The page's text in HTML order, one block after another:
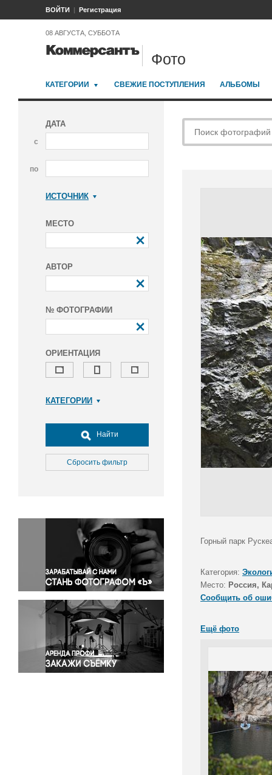
ВОЙТИ Регистрация
08 АВГУСТА, СУББОТА
Фото
КАТЕГОРИИ СВЕЖИЕ ПОСТУПЛЕНИЯ АЛЬБОМЫ
ДАТА
с
по
ИСТОЧНИК
МЕСТО
АВТОР
№ ФОТОГРАФИИ
ОРИЕНТАЦИЯ
КАТЕГОРИИ
Досуг, туризм и отдых
Культура
Медицина
Окружающая среда
Политика
Правосудие
Происшествия и конфликты
Религия
Светская жизнь
Спорт
Экология
Экономика и бизнес
Найти
Сбросить фильтр
Горный парк
Категория:
Место: Россия,
Сообщить об
Ещё фото